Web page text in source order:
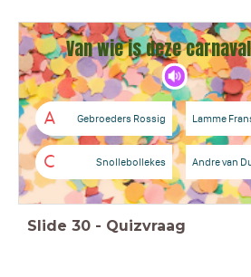
Van wie is deze
A Gebroeders Rossig Lamme
C Snollebollekes Andre van
Slide 30 - Quizvraag